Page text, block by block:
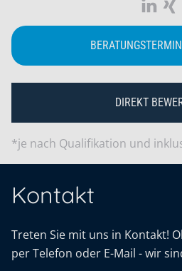
DIREKT
*je nach Qualifikation und
Kontakt
Treten Sie mit uns in Kontakt!
per Telefon oder E-Mail - wir